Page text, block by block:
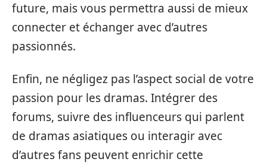
future, mais vous permettra aussi de mieux
connecter et échanger avec d’autres
passionnés.
Enfin, ne négligez pas l’aspect social de votre
passion pour les dramas. Intégrer des
forums, suivre des influenceurs qui parlent
de dramas asiatiques ou interagir avec
d’autres fans peuvent enrichir cette